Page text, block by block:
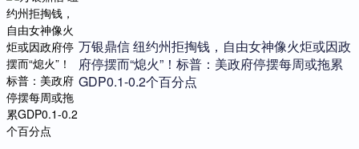
万银鼎信 纽约州拒掏钱，自由女神像火炬或因政
府停摆而“熄火”！标普：美政府停摆每周或拖累
GDP0.1-0.2个百分点